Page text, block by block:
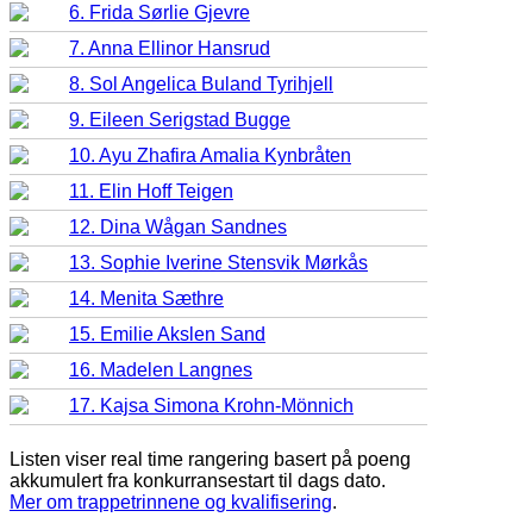
6. Frida Sørlie Gjevre
7. Anna Ellinor Hansrud
8. Sol Angelica Buland Tyrihjell
9. Eileen Serigstad Bugge
10. Ayu Zhafira Amalia Kynbråten
11. Elin Hoff Teigen
12. Dina Wågan Sandnes
13. Sophie Iverine Stensvik Mørkås
14. Menita Sæthre
15. Emilie Akslen Sand
16. Madelen Langnes
17. Kajsa Simona Krohn-Mönnich
Listen viser real time rangering basert på poeng
akkumulert fra konkurransestart til dags dato.
Mer om trappetrinnene og kvalifisering.